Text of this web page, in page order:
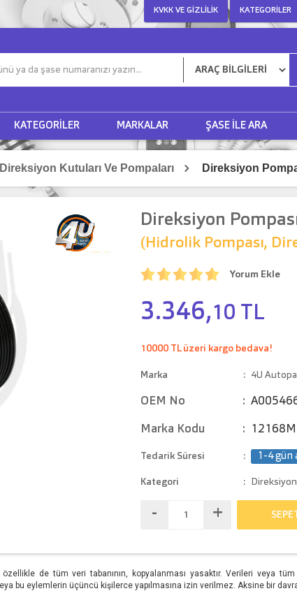
KVKK VE GIZLILIK KATEGORILER
KATEGORILER MARKALAR ŞASE ILE ARA
Direksiyon Kutuları Ve Pompaları Direksiyon
Direksiyon
(Hidrolik Pompası,
Yorum Ekle
3.346,10 TL
10000 TL üzeri kargo bedava!
Marka 4U
OEM No
Marka Kodu
Tedarik Süresi 1-4 gün
Kategori
- +
de tüm veri tabanının, kopyalanması yasaktır. Verileri veya tüm
bu eylemlerin üçüncü kişilerce yapılmasına izin verilmez. Aksine bir